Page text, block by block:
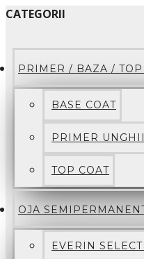
CATEGORII
PRIMER / BAZA / TOP
BASE COAT
PRIMER
TOP COAT
OJA
EVERIN